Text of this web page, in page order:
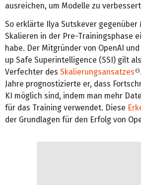
ausreichen, um Modelle zu
So erklärte Ilya Sutskever gegenüber
Skalieren in der Pre-Trainingsphase
habe. Der Mitgründer von OpenAI
up Safe Superintelligence (SSI) gilt
Verfechter des Skalierungsansatzes
Jahre prognostizierte er, dass
KI möglich sind, indem man mehr
für das Training verwendet. Diese
der Grundlagen für den Erfolg von